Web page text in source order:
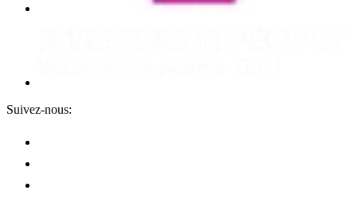
Suivez-nous: